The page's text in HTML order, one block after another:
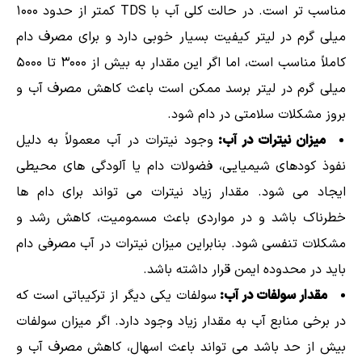
مناسب تر است. در حالت کلی آب با TDS کمتر از حدود ۱۰۰۰
میلی گرم در لیتر کیفیت بسیار خوبی دارد و برای مصرف دام
کاملاً مناسب است، اما اگر این مقدار به بیش از ۳۰۰۰ تا ۵۰۰۰
میلی گرم در لیتر برسد ممکن است باعث کاهش مصرف آب و
بروز مشکلات سلامتی در دام شود.
میزان نیترات در آب: وجود نیترات در آب معمولاً به دلیل
نفوذ کودهای شیمیایی، فضولات دام یا آلودگی های محیطی
ایجاد می شود. مقدار زیاد نیترات می تواند برای دام ها
خطرناک باشد و در مواردی باعث مسمومیت، کاهش رشد و
مشکلات تنفسی شود. بنابراین میزان نیترات در آب مصرفی دام
باید در محدوده ایمن قرار داشته باشد.
مقدار سولفات در آب: سولفات یکی دیگر از ترکیباتی است که
در برخی منابع آب به مقدار زیاد وجود دارد. اگر میزان سولفات
بیش از حد باشد می تواند باعث اسهال، کاهش مصرف آب و